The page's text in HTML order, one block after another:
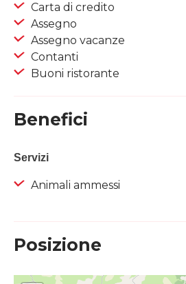
Carta di credito
Assegno
Assegno vacanze
Contanti
Buoni ristorante
Benefici
Servizi
Animali ammessi
Posizione